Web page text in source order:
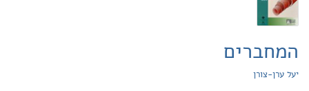
המחברים
יעל ערן-צורן